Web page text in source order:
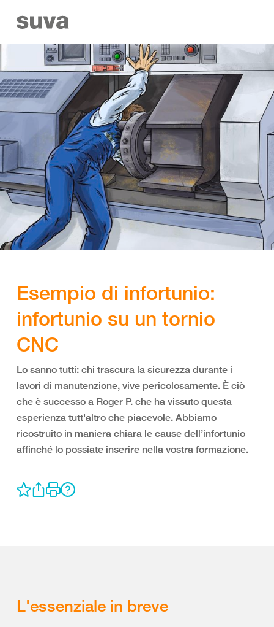
Esempio di infortunio:
infortunio su un tornio
CNC
Lo sanno tutti: chi trascura la sicurezza durante i
lavori di manutenzione, vive pericolosamente. È ciò
che è successo a Roger P. che ha vissuto questa
esperienza tutt'altro che piacevole. Abbiamo
ricostruito in maniera chiara le cause dell’infortunio
affinché lo possiate inserire nella vostra formazione.
L'essenziale in breve